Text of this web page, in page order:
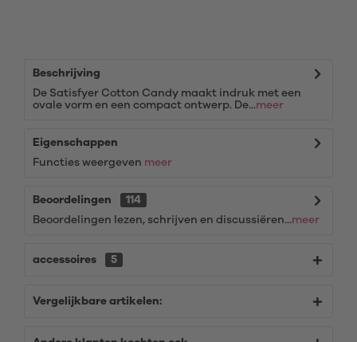
Beschrijving
De Satisfyer Cotton Candy maakt indruk met een
ovale vorm en een compact ontwerp. De...meer
Eigenschappen
Functies weergeven meer
Beoordelingen
114
Beoordelingen lezen, schrijven en discussiëren...meer
accessoires 5
Vergelijkbare artikelen: